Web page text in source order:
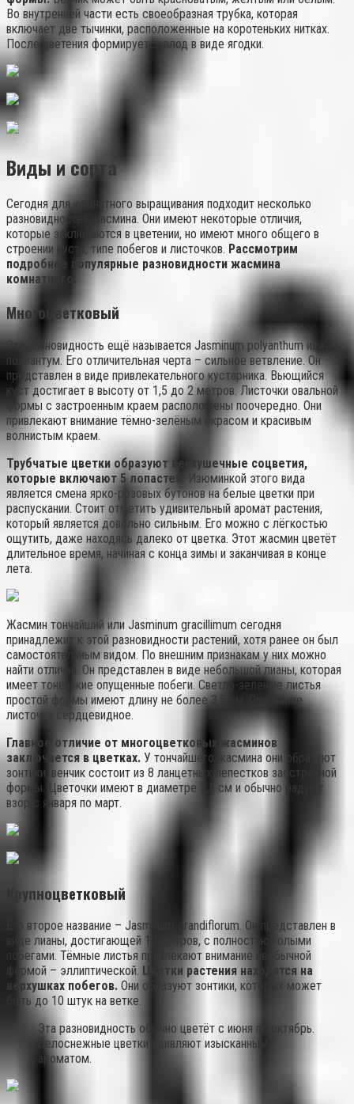
Во внутренней части есть своеобразная трубка, которая
включает две тычинки, расположенные на коротеньких нитках.
После цветения формируется плод в виде ягодки.
Виды и сорта
Сегодня для комнатного выращивания подходит несколько
разновидностей жасмина. Они имеют некоторые отличия,
которые заключаются в цветении, но имеют много общего в
строении куста, типе побегов и листочков. Рассмотрим
подробнее популярные разновидности жасмина
комнатного.
Многоцветковый
Эта разновидность ещё называется Jasminum polyanthum или
полиантум. Его отличительная черта – сильное ветвление. Он
представлен в виде привлекательного кустарника. Вьющийся
куст достигает в высоту от 1,5 до 2 метров. Листочки овальной
формы с застроенным краем расположены поочередно. Они
привлекают внимание тёмно-зелёным окрасом и красивым
волнистым краем.
Трубчатые цветки образуют верхушечные соцветия,
которые включают 5 лопастей.
Изюминкой этого вида
является смена ярко-розовых бутонов на белые цветки при
распускании. Стоит отметить удивительный аромат растения,
который является довольно сильным. Его можно с лёгкостью
ощутить, даже находясь далеко от цветка. Этот жасмин цветёт
длительное время, начиная с конца зимы и заканчивая в конце
лета.
Жасмин тончайший или Jasminum gracillimum сегодня
принадлежит к этой разновидности растений, хотя ранее он был
самостоятельным видом. По внешним признакам у них можно
найти отличия. Он представлен в виде небольшой лианы, которая
имеет тоненькие опущенные побеги. Светло-зелёные листья
простой формы имеют длину не более 3,5 см. Основание
листочка сердцевидное.
Главное отличие от многоцветковых жасминов
заключается в цветках. У тончайшего жасмина они образуют
зонтики, венчик состоит из 8 ланцетных лепестков заострённой
формы. Цветочки имеют в диаметре 2,5 см и обычно радуют
взор с января по март.
Крупноцветковый
Его второе название – Jasminum grandiflorum. Он представлен в
виде лианы, достигающей 10 метров, с полностью голыми
побегами. Тёмные листья привлекают внимание необычной
формой – эллиптической. Цветки растения находятся на
верхушках побегов. Они образуют зонтики, которых может
быть до 10 штук на ветке.
Эта разновидность обычно цветёт с июня по октябрь.
Белоснежные цветки удивляют изысканным
ароматом.